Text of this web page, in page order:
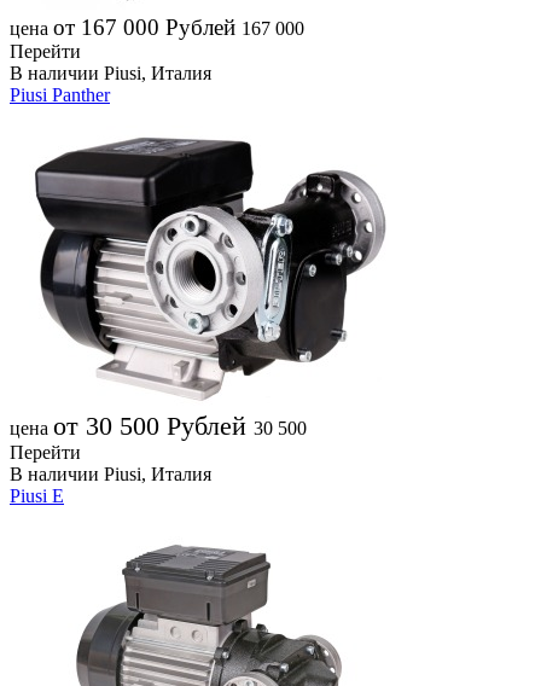
цена от 167 000 Рублей 167 000
Перейти
В наличии Piusi, Италия
Piusi Panther
цена от 30 500 Рублей 30 500
Перейти
В наличии Piusi, Италия
Piusi E